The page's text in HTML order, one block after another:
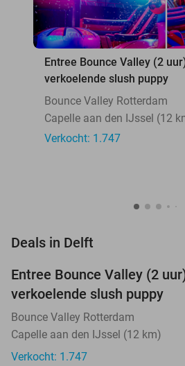
Entree Bounce Valley (2
verkoelende slush puppy
Bounce Valley Rotterdam
Capelle aan den IJssel (12
Verkocht: 1.747
Deals in Delft
TODAY
Entree Bounce Valley (2
verkoelende slush puppy
Bounce Valley Rotterdam
Capelle aan den IJssel (12 km)
Verkocht: 1.747